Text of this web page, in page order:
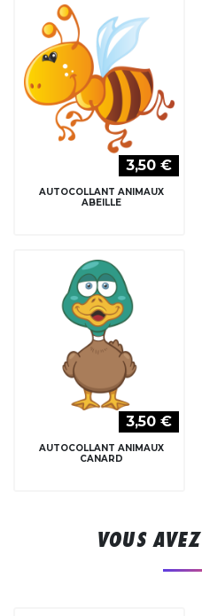
3,50 €
AUTOCOLLANT ANIMAUX
ABEILLE
3,50 €
AUTOCOLLANT ANIMAUX
CANARD
VOUS